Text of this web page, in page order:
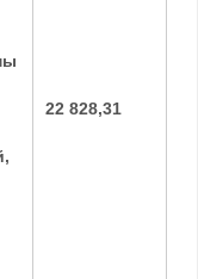
22 828,31